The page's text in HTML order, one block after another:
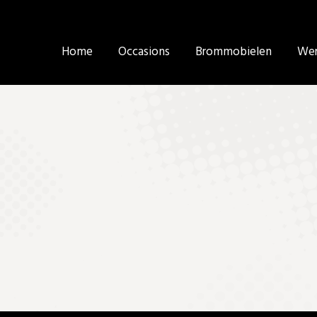
Home Occasions Brommobielen
Home Occasions Brommobielen